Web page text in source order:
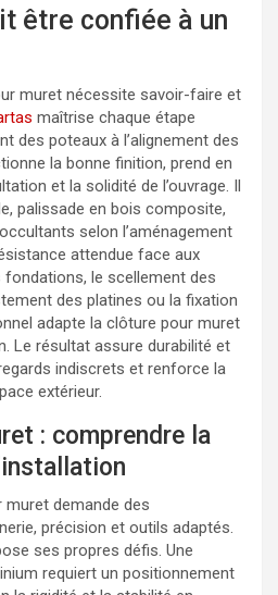
être confiée à un
muret nécessite savoir-faire et
maîtrise chaque étape
des poteaux à l’alignement des
la bonne finition, prend en
et la solidité de l’ouvrage. Il
palissade en bois composite,
selon l’aménagement
attendue face aux
le scellement des
des platines ou la fixation
adapte la clôture pour muret
Le résultat assure durabilité et
indiscrets et renforce la
extérieur.
: comprendre la
demande des
précision et outils adaptés.
ses propres défis. Une
requiert un positionnement